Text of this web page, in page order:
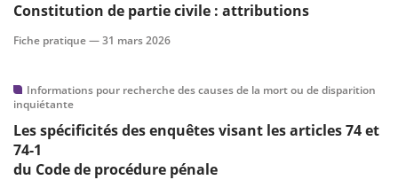
Constitution de partie civile : attributions
Fiche pratique —31 mars 2026
Informations pour recherche des causes de la mort ou de disparition
inquiétante
Les spécificités des enquêtes visant les articles 74 et
74-1
du Code de procédure pénale